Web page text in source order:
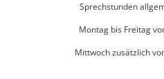
Sprechstunden
Montag bis Freitag
Mittwoch zusätzlich